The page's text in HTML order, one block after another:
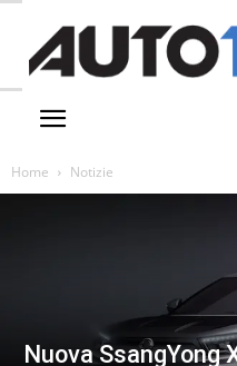
Home Notizie
Nuova SsangYong